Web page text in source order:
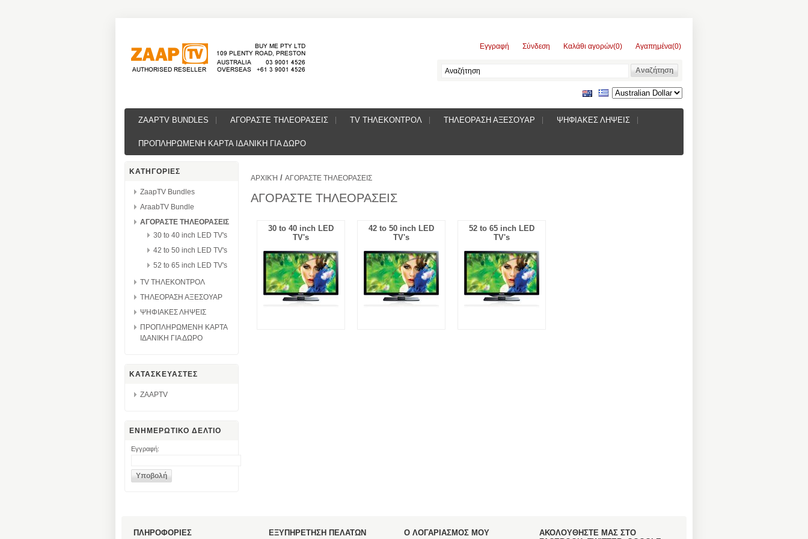
Εγγραφή Σύνδεση Καλάθι αγορών(0) Αγαπημένα(0)
ZAAPTV BUNDLES ΑΓΟΡΑΣΤΕ ΤΗΛΕΟΡΑΣΕΙΣ TV ΤΗΛΕΚΟΝΤΡΟΛ ΤΗΛΕΟΡΑΣΗ ΑΞΕΣΟΥΑΡ ΨΗΦΙΑΚΕΣ ΛΗΨΕΙΣ
ΠΡΟΠΛΗΡΩΜΕΝΗ ΚΑΡΤΑ ΙΔΑΝΙΚΗ ΓΙΑ ΔΩΡΟ
ΚΑΤΗΓΟΡΙΕΣ
ZaapTV Bundles
AraabTV Bundle
ΑΓΟΡΑΣΤΕ ΤΗΛΕΟΡΑΣΕΙΣ
30 to 40 inch LED TV's
42 to 50 inch LED TV's
52 to 65 inch LED TV's
TV ΤΗΛΕΚΟΝΤΡΟΛ
ΤΗΛΕΟΡΑΣΗ ΑΞΕΣΟΥΑΡ
ΨΗΦΙΑΚΕΣ ΛΗΨΕΙΣ
ΠΡΟΠΛΗΡΩΜΕΝΗ ΚΑΡΤΑ
ΙΔΑΝΙΚΗ ΓΙΑ ΔΩΡΟ
ΚΑΤΑΣΚΕΥΑΣΤΕΣ
ZAAPTV
ΕΝΗΜΕΡΩΤΙΚΟ ΔΕΛΤΙΟ
Εγγραφή:
ΑΡΧΙΚΉ / ΑΓΟΡΑΣΤΕ ΤΗΛΕΟΡΑΣΕΙΣ
ΑΓΟΡΑΣΤΕ ΤΗΛΕΟΡΑΣΕΙΣ
30 to 40 inch LED
TV's
42 to 50 inch LED
TV's
52 to 65 inch LED
TV's
ΠΛΗΡΟΦΟΡΙΕΣ ΕΞΥΠΗΡΕΤΗΣΗ ΠΕΛΑΤΩΝ Ο ΛΟΓΑΡΙΑΣΜΟΣ ΜΟΥ
ΑΚΟΛΟΥΘΗΣΤΕ ΜΑΣ ΣΤΟ